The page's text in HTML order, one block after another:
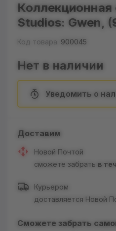
Коллекционная
Studios: Gwen,
Код товара: 900045
Нет в наличии
Уведомить о
Доставим
Новой Почтой
сможете забрать в
Курьером
доставляется Новой
Сможете забрать